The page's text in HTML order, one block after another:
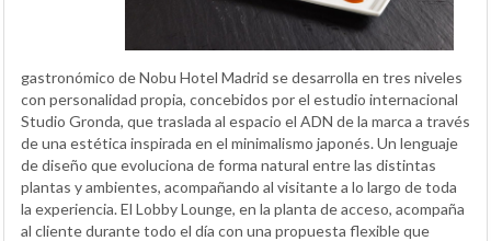
gastronómico de Nobu Hotel Madrid se desarrolla en tres niveles
con personalidad propia, concebidos por el estudio internacional
Studio Gronda, que traslada al espacio el ADN de la marca a través
de una estética inspirada en el minimalismo japonés. Un lenguaje
de diseño que evoluciona de forma natural entre las distintas
plantas y ambientes, acompañando al visitante a lo largo de toda
la experiencia. El Lobby Lounge, en la planta de acceso, acompaña
al cliente durante todo el día con una propuesta flexible que